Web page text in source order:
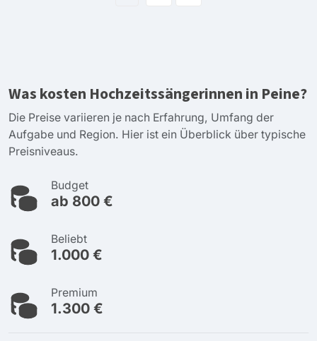
Was kosten Hochzeitssängerinnen in Peine?
Die Preise variieren je nach Erfahrung, Umfang der
Aufgabe und Region. Hier ist ein Überblick über typische
Preisniveaus.
Budget
ab 800 €
Beliebt
1.000 €
Premium
1.300 €